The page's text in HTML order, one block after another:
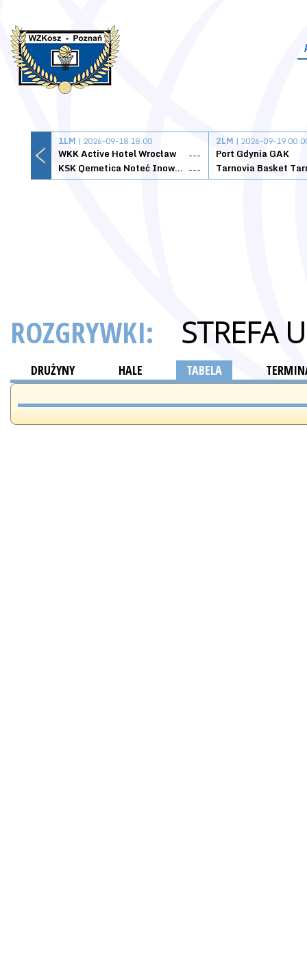
1LM | 2026-09-18 18:00
WKK Active Hotel Wrocław
---
KSK Qemetica Noteć Inowrocław ---
2LM | 2026-09-19
Port Gdynia GAK
ROZGRYWKI: STREFA
DRUŻYNY HALE TABELA